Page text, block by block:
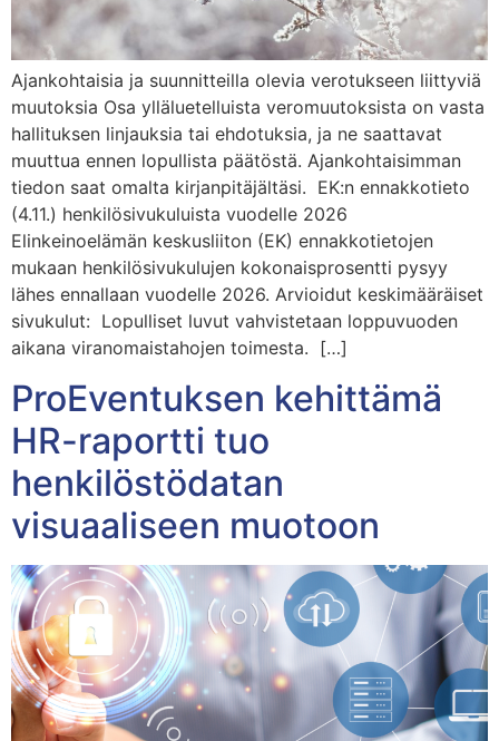
Ajankohtaisia ja suunnitteilla olevia verotukseen liittyviä
muutoksia Osa ylläluetelluista veromuutoksista on vasta
hallituksen linjauksia tai ehdotuksia, ja ne saattavat
muuttua ennen lopullista päätöstä. Ajankohtaisimman
tiedon saat omalta kirjanpitäjältäsi. EK:n ennakkotieto
(4.11.) henkilösivukuluista vuodelle 2026
Elinkeinoelämän keskusliiton (EK) ennakkotietojen
mukaan henkilösivukulujen kokonaisprosentti pysyy
lähes ennallaan vuodelle 2026. Arvioidut keskimääräiset
sivukulut: Lopulliset luvut vahvistetaan loppuvuoden
aikana viranomaistahojen toimesta. […]
ProEventuksen kehittämä
HR-raportti tuo
henkilöstödatan
visuaaliseen muotoon